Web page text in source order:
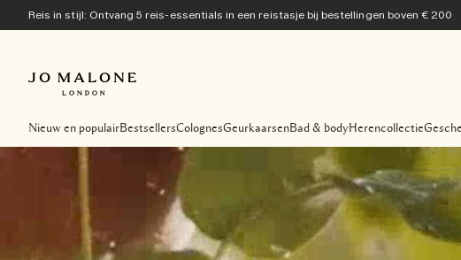
Reis in stijl: Ontvang 5 reis-essentials in een reistasje bij bestellingen boven € 200
Nieuw en populairBestsellersColognesGeurkaarsenBad & bodyHerencollectie